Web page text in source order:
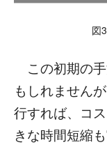
図
この初期の
もしれません
行すれば、コ
きな時間短縮